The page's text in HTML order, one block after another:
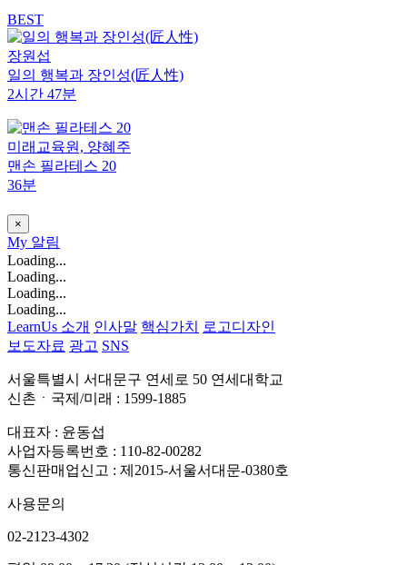
BEST
장원섭
일의 행복과 장인성(匠人性)
2시간 47분
미래교육원, 양혜주
맨손 필라테스 20
36분
×
My 알림
Loading...
Loading...
Loading...
Loading...
LearnUs 소개 인사말 핵심가치
로고디자인
보도자료 광고 SNS
서울특별시 서대문구 연세로 50 연세대학교
신촌ㆍ국제/미래 : 1599-1885
대표자 : 윤동섭
사업자등록번호 : 110-82-00282
통신판매업신고 : 제2015-서울서대문-0380호
사용문의
02-2123-4302